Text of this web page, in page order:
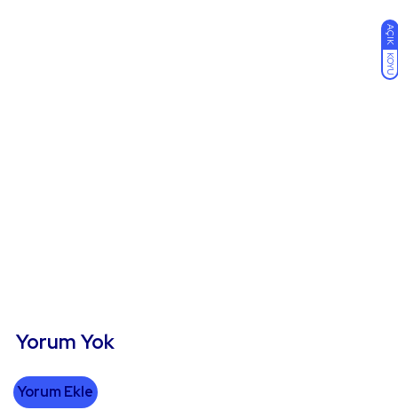
AÇIK
KOYU
Yorum Yok
Yorum Ekle